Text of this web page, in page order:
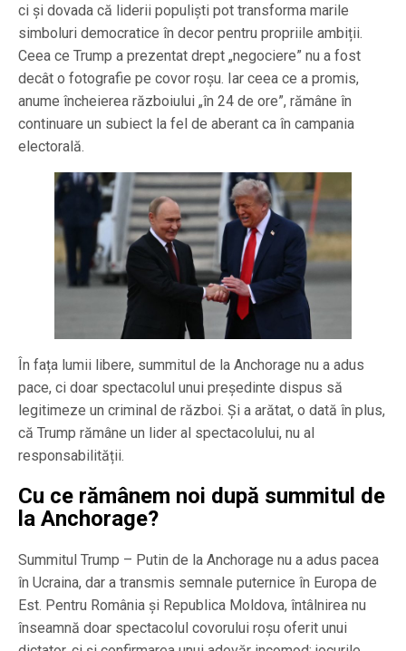
ci și dovada că liderii populiști pot transforma marile
simboluri democratice în decor pentru propriile ambiții.
Ceea ce Trump a prezentat drept „negociere” nu a fost
decât o fotografie pe covor roșu. Iar ceea ce a promis,
anume încheierea războiului „în 24 de ore”, rămâne în
continuare un subiect la fel de aberant ca în campania
electorală.
În fața lumii libere, summitul de la Anchorage nu a adus
pace, ci doar spectacolul unui președinte dispus să
legitimeze un criminal de război. Și a arătat, o dată în plus,
că Trump rămâne un lider al spectacolului, nu al
responsabilității.
Cu ce rămânem noi după summitul de
la Anchorage?
Summitul Trump – Putin de la Anchorage nu a adus pacea
în Ucraina, dar a transmis semnale puternice în Europa de
Est. Pentru România și Republica Moldova, întâlnirea nu
înseamnă doar spectacolul covorului roșu oferit unui